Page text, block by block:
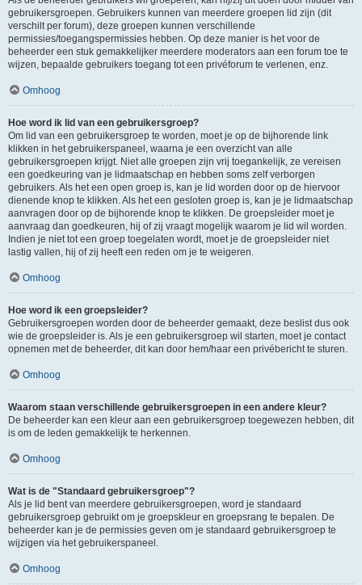
gebruikersgroepen. Gebruikers kunnen van meerdere groepen lid zijn (dit
verschilt per forum), deze groepen kunnen verschillende
permissies/toegangspermissies hebben. Op deze manier is het voor de
beheerder een stuk gemakkelijker meerdere moderators aan een forum toe te
wijzen, bepaalde gebruikers toegang tot een privéforum te verlenen, enz.
Omhoog
Hoe word ik lid van een gebruikersgroep?
Om lid van een gebruikersgroep te worden, moet je op de bijhorende link
klikken in het gebruikerspaneel, waarna je een overzicht van alle
gebruikersgroepen krijgt. Niet alle groepen zijn vrij toegankelijk, ze vereisen
een goedkeuring van je lidmaatschap en hebben soms zelf verborgen
gebruikers. Als het een open groep is, kan je lid worden door op de hiervoor
dienende knop te klikken. Als het een gesloten groep is, kan je je lidmaatschap
aanvragen door op de bijhorende knop te klikken. De groepsleider moet je
aanvraag dan goedkeuren, hij of zij vraagt mogelijk waarom je lid wil worden.
Indien je niet tot een groep toegelaten wordt, moet je de groepsleider niet
lastig vallen, hij of zij heeft een reden om je te weigeren.
Omhoog
Hoe word ik een groepsleider?
Gebruikersgroepen worden door de beheerder gemaakt, deze beslist dus ook
wie de groepsleider is. Als je een gebruikersgroep wil starten, moet je contact
opnemen met de beheerder, dit kan door hem/haar een privébericht te sturen.
Omhoog
Waarom staan verschillende gebruikersgroepen in een andere kleur?
De beheerder kan een kleur aan een gebruikersgroep toegewezen hebben, dit
is om de leden gemakkelijk te herkennen.
Omhoog
Wat is de "Standaard gebruikersgroep"?
Als je lid bent van meerdere gebruikersgroepen, word je standaard
gebruikersgroep gebruikt om je groepskleur en groepsrang te bepalen. De
beheerder kan je de permissies geven om je standaard gebruikersgroep te
wijzigen via het gebruikerspaneel.
Omhoog